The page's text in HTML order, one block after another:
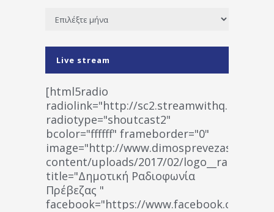
Ιστορικό
Live stream
[html5radio
radiolink="http://
radiotype="shoutcast2"
bcolor="ffffff" frameborder="0"
image="http://www.dimosprevezas.gr/wp-
content/uploads/2017/02/
title="Δημοτική Ραδιοφωνία
Πρέβεζας "
facebook="https://www.facebook.com/